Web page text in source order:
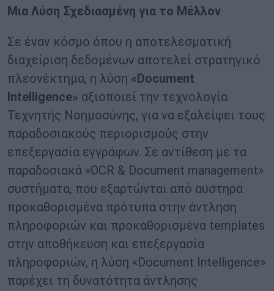
Μια Λύση Σχεδιασμένη για το Μέλλον
Σε έναν κόσμο όπου η αποτελεσματική
διαχείριση δεδομένων αποτελεί στρατηγικό
πλεονέκτημα, η λύση «Document
Intelligence» αξιοποιεί την τεχνολογία
Τεχνητής Νοημοσύνης, για να εξαλείψει τους
παραδοσιακούς περιορισμούς στην
επεξεργασία εγγράφων. Σε αντίθεση με τα
παραδοσιακά «OCR & Document management»
συστήματα, που εξαρτώνται από αυστηρά
προκαθορισμένα πρότυπα στην άντληση
πληροφοριών και προκαθορισμένα templates
στην αποθήκευση και επεξεργασία
πληροφοριών, η λύση «Document Intelligence»
παρέχει τη δυνατότητα άντλησης